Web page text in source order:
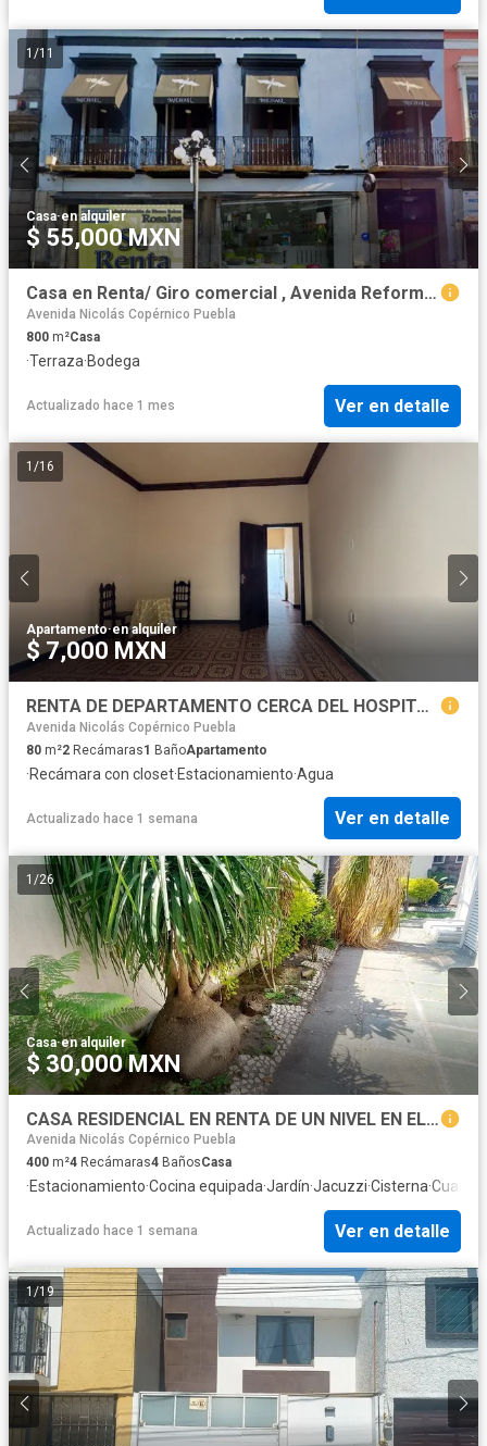
1 /11
Casa·en alquiler
$ 55,000 MXN
Casa en Renta/ Giro comercial , Avenida Reforma 536, Colonia Centro de Puebla
Avenida Nicolás Copérnico Puebla
800 m²Casa
·Terraza·Bodega
Actualizado hace 1 mes Ver en detalle
1 /16
Apartamento·en alquiler
$ 7,000 MXN
RENTA DE DEPARTAMENTO CERCA DEL HOSPITAL SAN JOSE PUEBLA
Avenida Nicolás Copérnico Puebla
80 m²2 Recámaras1 BañoApartamento
·Recámara con closet·Estacionamiento·Agua
Actualizado hace 1 semana Ver en detalle
1 /26
Casa·en alquiler
$ 30,000 MXN
CASA RESIDENCIAL EN RENTA DE UN NIVEL EN EL NORTE DE PUEBLA
Avenida Nicolás Copérnico Puebla
400 m²4 Recámaras4 BañosCasa
·Estacionamiento·Cocina equipada·Jardín·Jacuzzi·Cisterna·Cuarto
Actualizado hace 1 semana Ver en detalle
1 /19